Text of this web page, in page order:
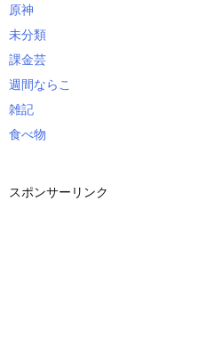
原神
未分類
課金芸
週間ならこ
雑記
食べ物
スポンサーリンク